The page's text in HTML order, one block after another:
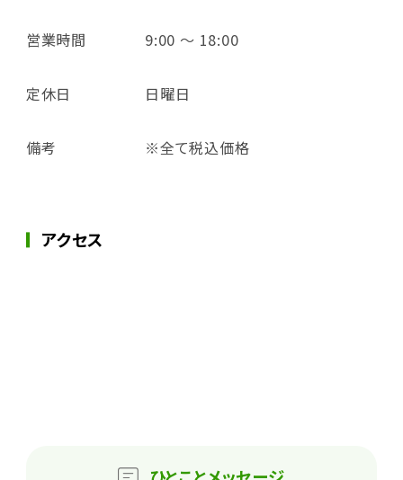
営業時間 9:00 ～ 18:00
定休日 日曜日
備考 ※全て税込価格
アクセス